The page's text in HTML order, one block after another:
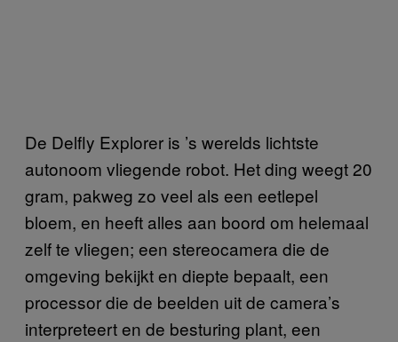
De Delfly Explorer is ’s werelds lichtste
autonoom vliegende robot. Het ding weegt 20
gram, pakweg zo veel als een eetlepel
bloem, en heeft alles aan boord om helemaal
zelf te vliegen; een stereocamera die de
omgeving bekijkt en diepte bepaalt, een
processor die de beelden uit de camera’s
interpreteert en de besturing plant, een